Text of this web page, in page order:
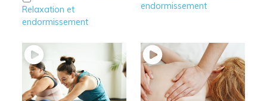
Relaxation et
endormissement
endormissement